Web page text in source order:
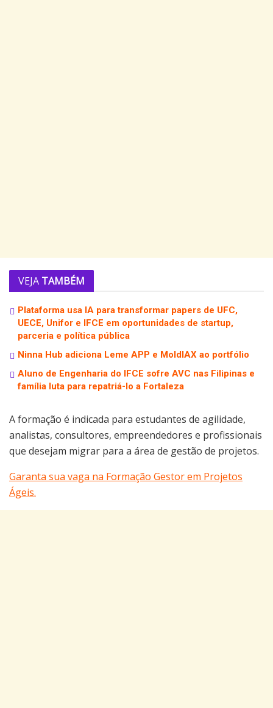
VEJA TAMBÉM
Plataforma usa IA para transformar papers de UFC,
UECE, Unifor e IFCE em oportunidades de startup,
parceria e política pública
Ninna Hub adiciona Leme APP e MoldIAX ao portfólio
Aluno de Engenharia do IFCE sofre AVC nas Filipinas e
família luta para repatriá-lo a Fortaleza
A formação é indicada para estudantes de agilidade,
analistas, consultores, empreendedores e profissionais
que desejam migrar para a área de gestão de projetos.
Garanta sua vaga na Formação Gestor em Projetos
Ágeis.